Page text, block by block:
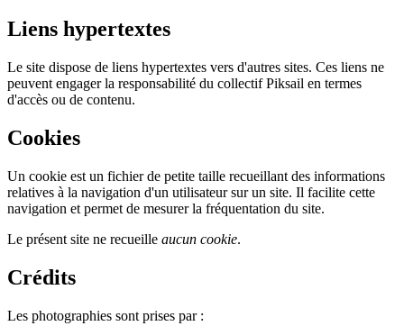
Liens hypertextes
Le site dispose de liens hypertextes vers d'autres sites. Ces liens ne
peuvent engager la responsabilité du collectif Piksail en termes
d'accès ou de contenu.
Cookies
Un cookie est un fichier de petite taille recueillant des informations
relatives à la navigation d'un utilisateur sur un site. Il facilite cette
navigation et permet de mesurer la fréquentation du site.
Le présent site ne recueille aucun cookie.
Crédits
Les photographies sont prises par :